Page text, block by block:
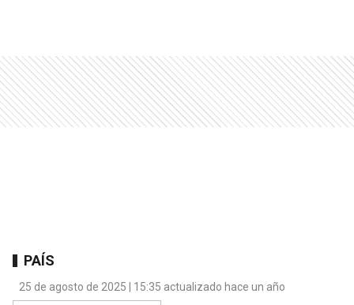
PAÍS
25 de agosto de 2025 | 15:35 actualizado hace un año